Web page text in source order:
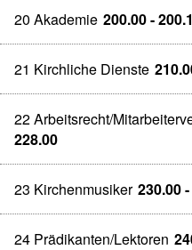
20 Akademie 200.00 -
21 Kirchliche Dienste
22 Arbeitsrecht/
228.00
23 Kirchenmusiker 230.00
24 Prädikanten/Lektoren